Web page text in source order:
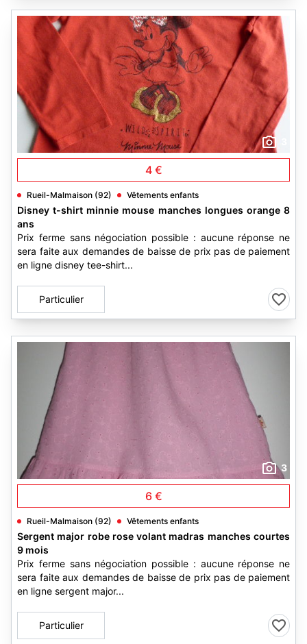
4 €
Rueil-Malmaison (92) Vêtements enfants
Disney t-shirt minnie mouse manches longues orange 8
ans
Prix ferme sans négociation possible : aucune réponse ne
sera faite aux demandes de baisse de prix pas de paiement
en ligne disney tee-shirt...
Particulier
3
6 €
Rueil-Malmaison (92) Vêtements enfants
Sergent major robe rose volant madras manches courtes
9 mois
Prix ferme sans négociation possible : aucune réponse ne
sera faite aux demandes de baisse de prix pas de paiement
en ligne sergent major...
Particulier